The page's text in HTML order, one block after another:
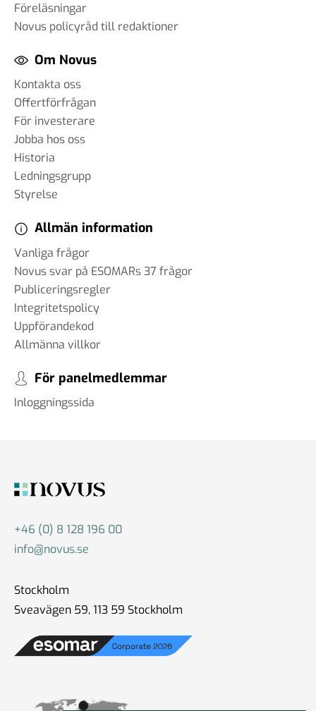
Föreläsningar
Novus policyråd till redaktioner
Om Novus
Kontakta oss
Offertförfrågan
För investerare
Jobba hos oss
Historia
Ledningsgrupp
Styrelse
Allmän information
Vanliga frågor
Novus svar på ESOMARs 37 frågor
Publiceringsregler
Integritetspolicy
Uppförandekod
Allmänna villkor
För panelmedlemmar
Inloggningssida
+46 (0) 8 128 196 00
info@novus.se
Stockholm
Sveavägen 59, 113 59 Stockholm